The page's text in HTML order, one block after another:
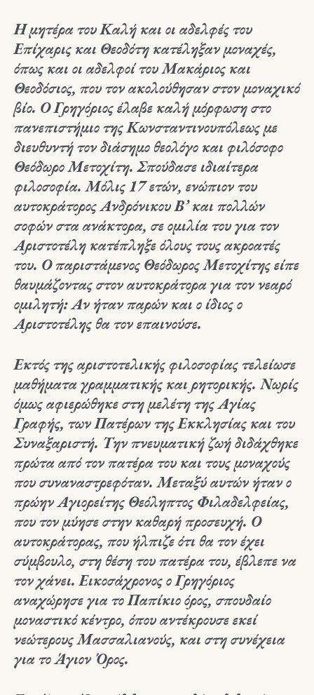
Η μητέρα του Καλή και οι αδελφές του
Επίχαρις και Θεοδότη κατέληξαν μοναχές,
όπως και οι αδελφοί του Μακάριος και
Θεοδόσιος, που τον ακολούθησαν στον μοναχικό
βίο. Ο Γρηγόριος έλαβε καλή μόρφωση στο
πανεπιστήμιο της Κωνσταντινουπόλεως με
διευθυντή τον διάσημο θεολόγο και φιλόσοφο
Θεόδωρο Μετοχίτη. Σπούδασε ιδιαίτερα
φιλοσοφία. Μόλις 17 ετών, ενώπιον του
αυτοκράτορος Ανδρόνικου Β’ και πολλών
σοφών στα ανάκτορα, σε ομιλία του για τον
Αριστοτέλη κατέπληξε όλους τους ακροατές
του. Ο παριστάμενος Θεόδωρος Μετοχίτης είπε
θαυμάζοντας στον αυτοκράτορα για τον νεαρό
ομιλητή: Αν ήταν παρών και ο ίδιος ο
Αριστοτέλης θα τον επαινούσε.
Εκτός της αριστοτελικής φιλοσοφίας τελείωσε
μαθήματα γραμματικής και ρητορικής. Νωρίς
όμως αφιερώθηκε στη μελέτη της Αγίας
Γραφής, των Πατέρων της Εκκλησίας και του
Συναξαριστή. Την πνευματική ζωή διδάχθηκε
πρώτα από τον πατέρα του και τους μοναχούς
που συναναστρεφόταν. Μεταξύ αυτών ήταν ο
πρώην Αγιορείτης Θεόληπτος Φιλαδελφείας,
που τον μύησε στην καθαρή προσευχή. Ο
αυτοκράτορας, που ήλπιζε ότι θα τον έχει
σύμβουλο, στη θέση του πατέρα του, έβλεπε να
τον χάνει. Εικοσάχρονος ο Γρηγόριος
αναχώρησε για το Παπίκιο όρος, σπουδαίο
μοναστικό κέντρο, όπου αντέκρουσε εκεί
νεώτερους Μασσαλιανούς, και στη συνέχεια
για το Άγιον Όρος.